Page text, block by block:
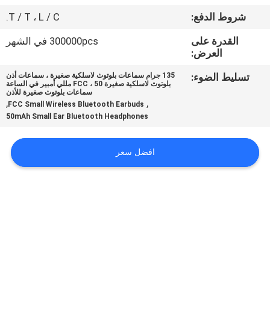
اتصل
أخبار
خريطة
الموقع
شروط الدفع:
T / T ، L / C.
القدرة على
العرض:
300000pcs في الشهر
تسليط الضوء:
135 جرام سماعات بلوتوث لاسلكية صغيرة ، سماعات أذن
بلوتوث لاسلكية صغيرة FCC ، 50 مللي أمبير في الساعة
سماعات بلوتوث صغيرة للأذن
,
FCC Small Wireless Bluetooth Earbuds
,
50mAh Small Ear Bluetooth Headphones
افضل سعر